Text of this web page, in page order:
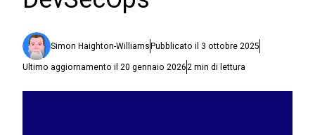
Simon Haighton-Williams Pubblicato il 3 ottobre 2025
Ultimo aggiornamento il 20 gennaio 20262 min di lettura